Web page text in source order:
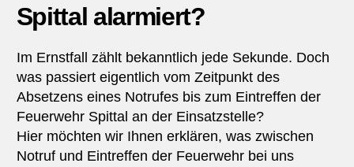
Spittal alarmiert?
Im Ernstfall zählt bekanntlich jede Sekunde. Doch
was passiert eigentlich vom Zeitpunkt des
Absetzens eines Notrufes bis zum Eintreffen der
Feuerwehr Spittal an der Einsatzstelle?
Hier möchten wir Ihnen erklären, was zwischen
Notruf und Eintreffen der Feuerwehr bei uns